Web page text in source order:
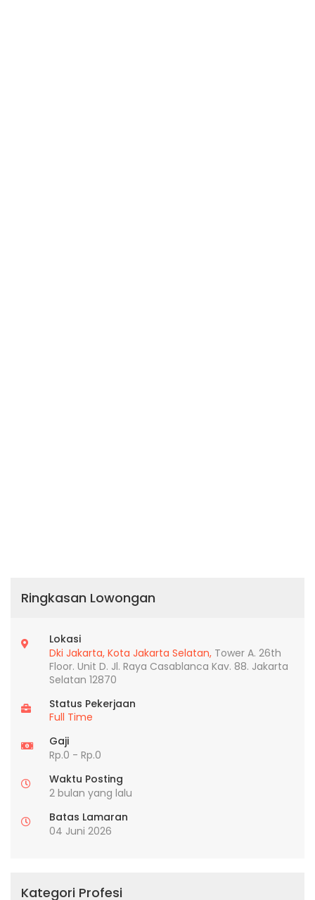
Ringkasan Lowongan
Lokasi
Dki Jakarta, Kota Jakarta Selatan, Tower A. 26th
Floor. Unit D. Jl. Raya Casablanca Kav. 88. Jakarta
Selatan 12870
Status Pekerjaan
Full Time
Gaji
Rp.0 - Rp.0
Waktu Posting
2 bulan yang lalu
Batas Lamaran
04 Juni 2026
Kategori Profesi